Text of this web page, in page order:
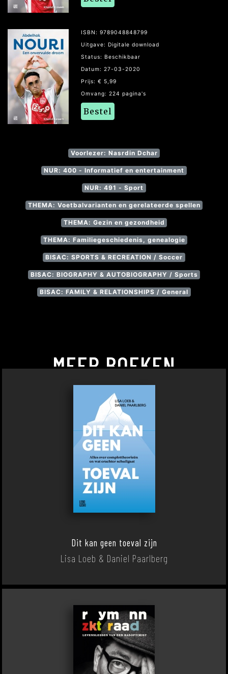
ISBN: 9789048848799
Uitgave: Digitale download
Status: Beschikbaar
Datum: 27-03-2020
Prijs: € 5,99
Omvang: 224 pagina's
Bestel
Voorlezer: Nasrdin Dchar
NUR: 400 - Informatief en entertainment
NUR: 491 - Sport
THEMA: Voetbalvarianten en gerelateerde spellen
THEMA: Gezin en gezondheid
THEMA: Familiegeschiedenis, genealogie
BISAC: SPORTS & RECREATION / Soccer
BISAC: BIOGRAPHY & AUTOBIOGRAPHY / Sports
BISAC: FAMILY & RELATIONSHIPS / General
MEER BOEKEN
Dit kan geen toeval zijn
Lisa Loeb & Daniel Paarlberg